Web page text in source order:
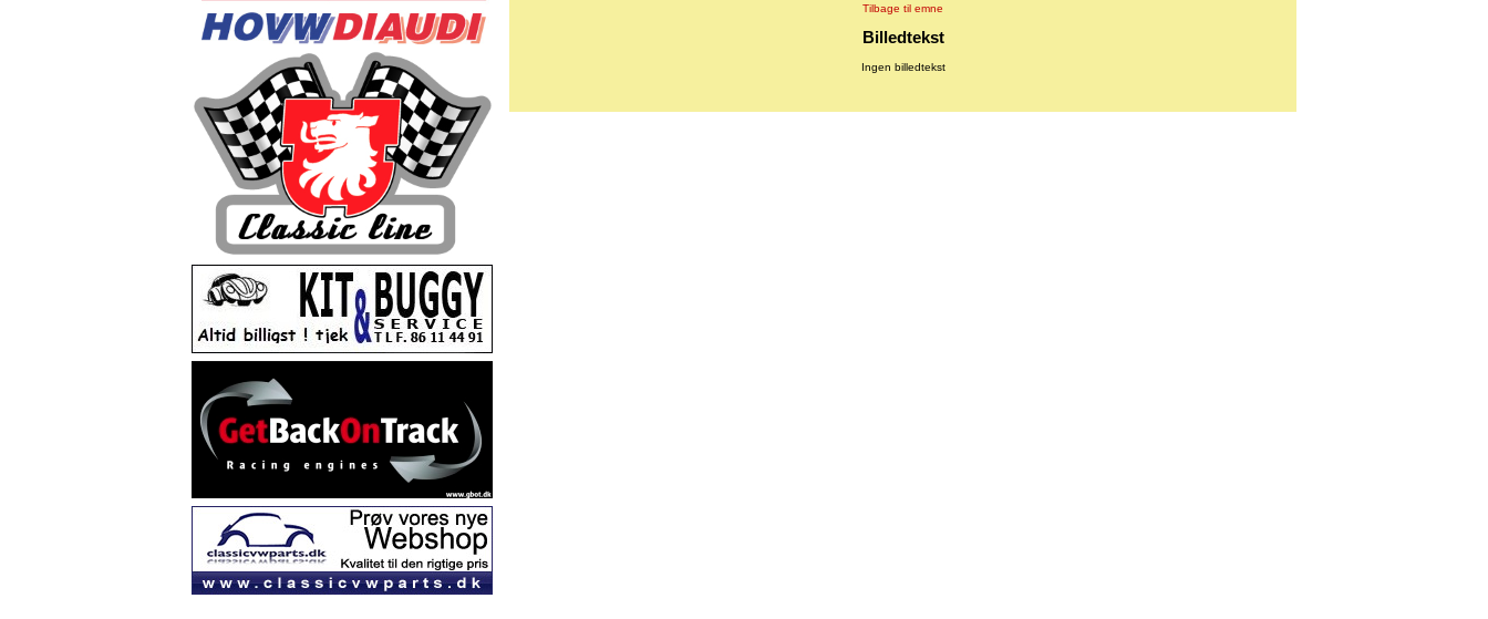
Tilbage til emne
Billedtekst
Ingen billedtekst